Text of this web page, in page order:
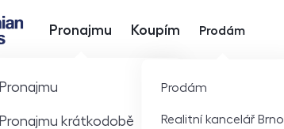
Hlavní nabídka
Pronajmu
Pronajmu
Pronajmu krátkodobě
Koupím Prodám
Prodám
Realitní kancelář Brno